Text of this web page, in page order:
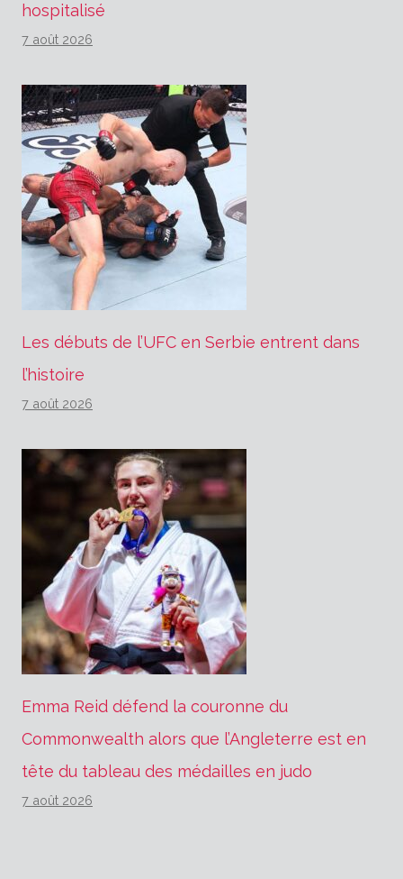
hospitalisé
7 août 2026
Les débuts de l’UFC en Serbie entrent dans
l’histoire
7 août 2026
Emma Reid défend la couronne du
Commonwealth alors que l’Angleterre est en
tête du tableau des médailles en judo
7 août 2026